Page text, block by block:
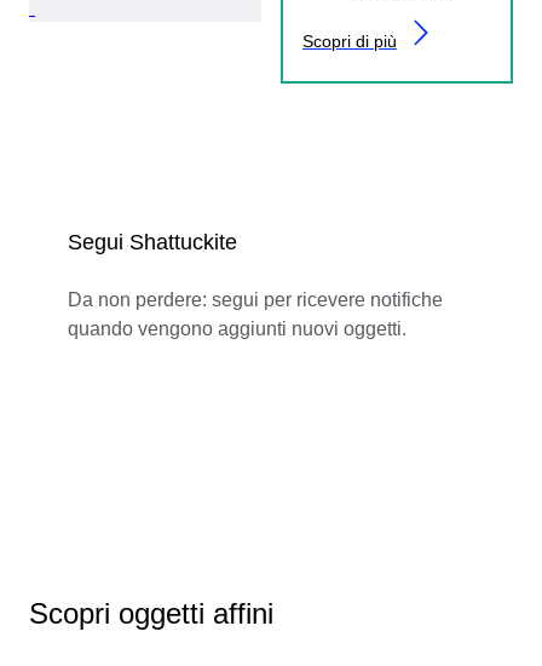
Scopri di più
Segui Shattuckite
Da non perdere: segui per ricevere notifiche
quando vengono aggiunti nuovi oggetti.
Scopri oggetti affini